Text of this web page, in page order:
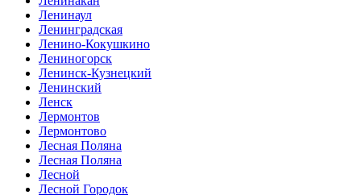
Ленинаул
Ленинградская
Ленино-Кокушкино
Лениногорск
Ленинск-Кузнецкий
Ленинский
Ленск
Лермонтов
Лермонтово
Лесная Поляна
Лесная Поляна
Лесной
Лесной Городок